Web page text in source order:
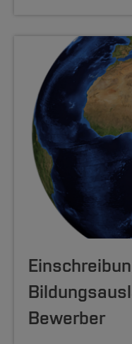
Bewerber